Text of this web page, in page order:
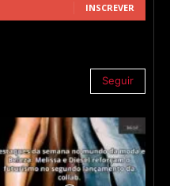
INSCREVER
Seguir